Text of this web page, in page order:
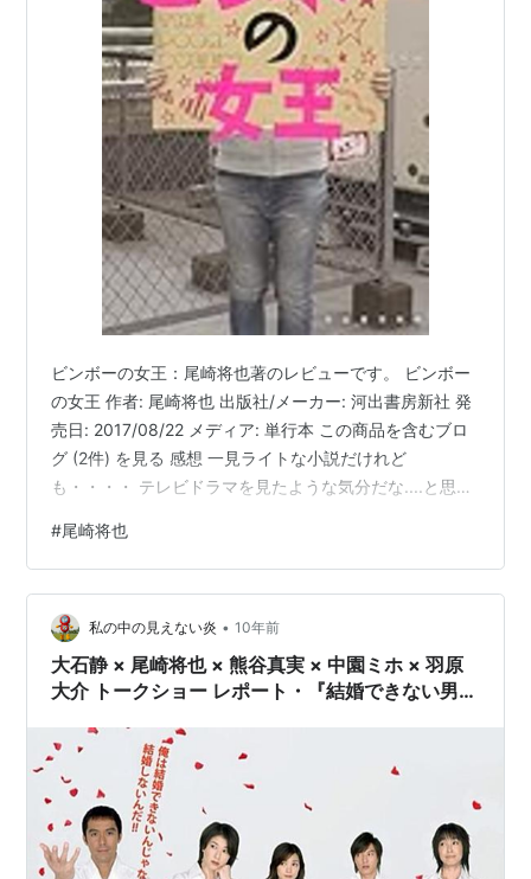
ビンボーの女王：尾崎将也著のレビューです。 ビンボー
の女王 作者: 尾崎将也 出版社/メーカー: 河出書房新社 発
売日: 2017/08/22 メディア: 単行本 この商品を含むブロ
グ (2件) を見る 感想 一見ライトな小説だけれど
も・・・・ テレビドラマを見たような気分だな....と思っ
ね。あまり文章を読んでいるとは感じさせない読み易さ
と映像が浮かぶ描き方とドタバタ感から、すぐにでもド
ラマになりそうな雰囲気です。 テレビのＡＤの仕事で身
も心もボロボロになりながら働いていた。家賃の節約に
もなるということで知人の家でルームシェアをしていた
が、仕…
#尾崎将也
私の中の見えない炎 • 10年前
大石静 × 尾崎将也 × 熊谷真実 × 中園ミホ × 羽原
大介 トークショー レポート・『結婚できない男』